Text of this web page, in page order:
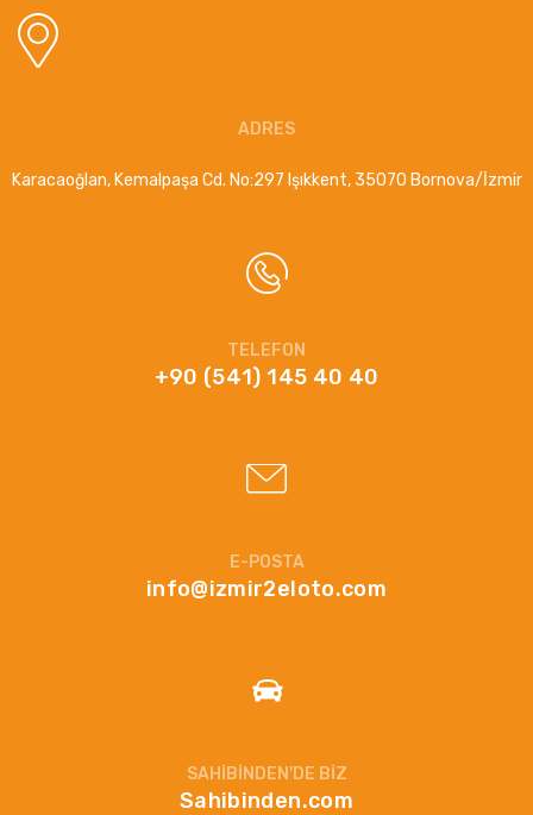
ADRES
Karacaoğlan, Kemalpaşa Cd. No:297 Işıkkent, 35070 Bornova/İzmir
TELEFON
+90 (541) 145 40 40
E-POSTA
info@izmir2eloto.com
SAHIBINDEN'DE BIZ
Sahibinden.com